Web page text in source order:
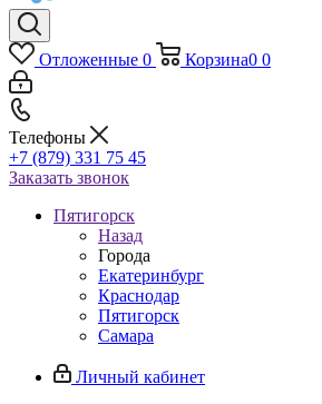
Отложенные 0 Корзина0 0
Телефоны
+7 (879) 331 75 45
Заказать звонок
Пятигорск
Назад
Города
Екатеринбург
Краснодар
Пятигорск
Самара
Личный кабинет